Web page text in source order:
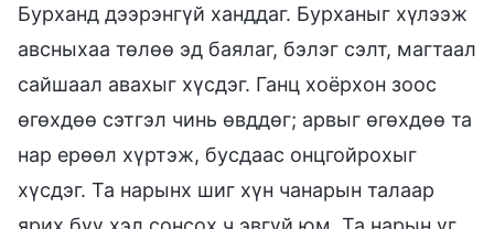
Бурханд дээрэнгүй ханддаг. Бурханыг хүлээж
авсныхаа төлөө эд баялаг, бэлэг сэлт, магтаал
сайшаал авахыг хүсдэг. Ганц хоёрхон зоос
өгөхдөө сэтгэл чинь өвддөг; арвыг өгөхдөө та
нар ерөөл хүртэж, бусдаас онцгойрохыг
хүсдэг. Та нарынх шиг хүн чанарын талаар